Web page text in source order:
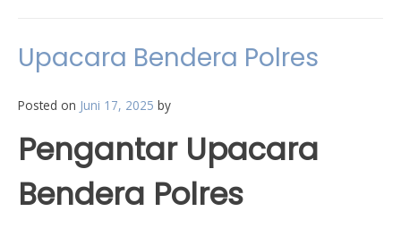
Upacara Bendera Polres
Posted on Juni 17, 2025 by
Pengantar Upacara
Bendera Polres